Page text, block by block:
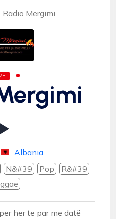
Radio Mergimi
Albania
N&#39 Pop
R&#39
her te par me datë